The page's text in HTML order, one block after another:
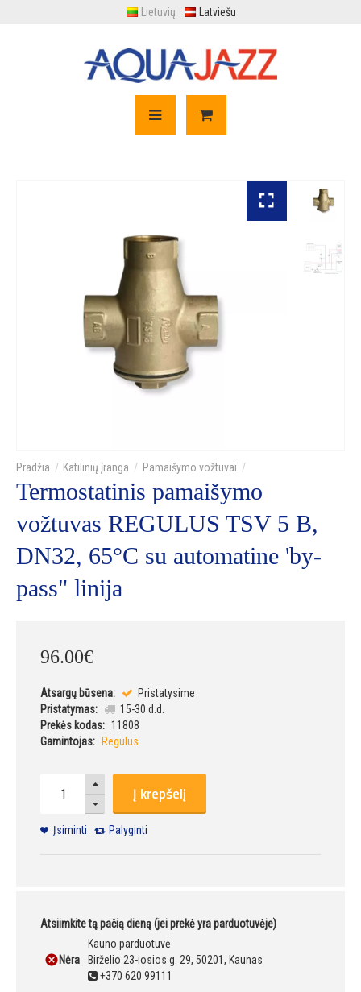
Lietuvių Latviešu
Katilinių įranga Pamaišymo vožtuvai
Termostatinis pamaišymo
vožtuvas REGULUS TSV 5 B,
DN32, 65°C su automatine 'by-
pass" linija
96.00€
Atsargų būsena:
Pristatysime
Pristatymas:
15-30 d.d.
Prekės kodas: 11808
Gamintojas:
Regulus
Į krepšelį
Įsiminti Palyginti
Atsiimkite tą pačią dieną (jei prekė yra parduotuvėje)
Nėra
Kauno parduotuvė
Birželio 23-iosios g. 29, 50201, Kaunas
+370 620 99111